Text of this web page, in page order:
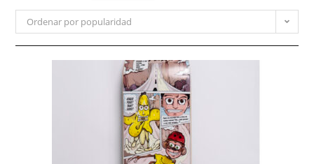
Ordenar por popularidad